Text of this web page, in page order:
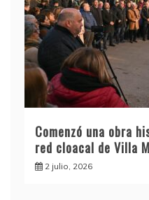
Comenzó una obra
red cloacal de Villa
2 julio, 2026